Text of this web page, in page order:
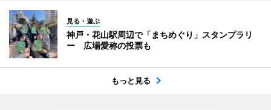
見る・遊ぶ
神戸・花山駅周辺で「まちめぐり」スタンプラリ
ー 広場愛称の投票も
もっと見る